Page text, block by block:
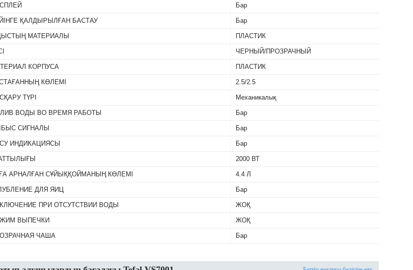
Бар
ҚАЛДЫРЫЛҒАН БАСТАУ Бар
МАТЕРИАЛЫ ПЛАСТИК
ЧЕРНЫЙ/ПРОЗРАЧНЫЙ
КОРПУСА ПЛАСТИК
КӨЛЕМІ 2.5/2.5
ТҮРІ Механикалық
ВОДЫ ВО ВРЕМЯ РАБОТЫ Бар
СИГНАЛЫ Бар
ИНДИКАЦИЯСЫ Бар
2000 ВТ
АРНАЛҒАН СҰЙЫҚҚОЙМАНЫҢ КӨЛЕМІ 4.4 Л
ДЛЯ ЯИЦ Бар
ПРИ ОТСУТСТВИИ ВОДЫ ЖОҚ
ВЫПЕЧКИ ЖОҚ
ЧАША Бар